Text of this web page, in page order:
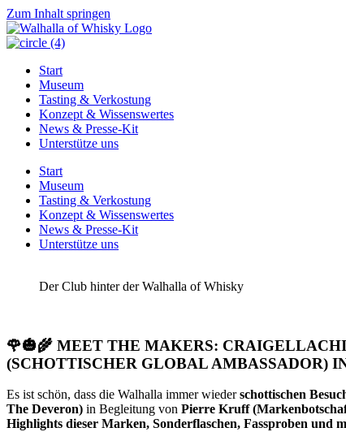
Zum Inhalt springen
Start
Museum
Tasting & Verkostung
Konzept & Wissenswertes
News & Presse-Kit
Unterstütze uns
Start
Museum
Tasting & Verkostung
Konzept & Wissenswertes
News & Presse-Kit
Unterstütze uns
Der Club hinter der Walhalla of Whisky
🌹🎃🌾 MEET THE MAKERS:
(SCHOTTISCHER GLOBAL AMBASSADOR)
Es ist schön, dass die Walhalla immer wiederschottischen
The Deveron) in Begleitung von Pierre Kruff
Highlights dieser Marken, Sonderflaschen, Fassproben und